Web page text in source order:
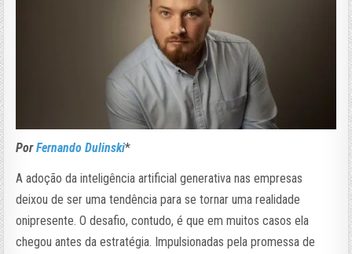
PorFernando Dulinski*
A adoção da inteligência artificial generativa nas empresas
deixou de ser uma tendência para se tornar uma realidade
onipresente. O desafio, contudo, é que em muitos casos ela
chegou antes da estratégia. Impulsionadas pela promessa de